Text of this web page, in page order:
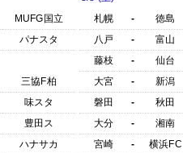
MUFG国立
パナスタ
三協F柏
味スタ
豊田ス
ハナサカ
札幌
- 徳島
八戸
- 富山
藤枝
- 仙台
大宮
- 新潟
磐田
- 秋田
大分
- 湘南
宮崎
- 横浜FC